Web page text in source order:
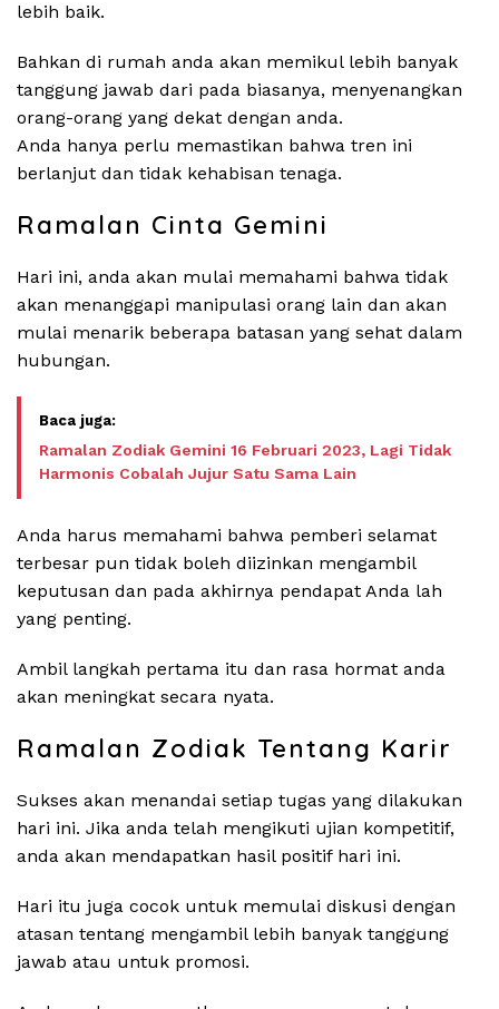
lebih baik.
Bahkan di rumah anda akan memikul lebih banyak
tanggung jawab dari pada biasanya, menyenangkan
orang-orang yang dekat dengan anda.
Anda hanya perlu memastikan bahwa tren ini
berlanjut dan tidak kehabisan tenaga.
Ramalan Cinta Gemini
Hari ini, anda akan mulai memahami bahwa tidak
akan menanggapi manipulasi orang lain dan akan
mulai menarik beberapa batasan yang sehat dalam
hubungan.
Ramalan Zodiak Gemini 16 Februari 2023, Lagi Tidak
Harmonis Cobalah Jujur Satu Sama Lain
Anda harus memahami bahwa pemberi selamat
terbesar pun tidak boleh diizinkan mengambil
keputusan dan pada akhirnya pendapat Anda lah
yang penting.
Ambil langkah pertama itu dan rasa hormat anda
akan meningkat secara nyata.
Ramalan Zodiak Tentang Karir
Sukses akan menandai setiap tugas yang dilakukan
hari ini. Jika anda telah mengikuti ujian kompetitif,
anda akan mendapatkan hasil positif hari ini.
Hari itu juga cocok untuk memulai diskusi dengan
atasan tentang mengambil lebih banyak tanggung
jawab atau untuk promosi.